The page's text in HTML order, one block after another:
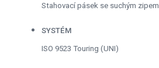
Stahovací pásek se suchým zipem
SYSTÉM
ISO 9523 Touring (UNI)